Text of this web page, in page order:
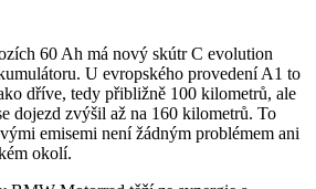
60 Ah má nový skútr C evolution
U evropského provedení A1 to
dříve, tedy přibližně 100 kilometrů, ale
dojezd zvýšil až na 160 kilometrů. To
emisemi není žádným problémem ani
okolí.